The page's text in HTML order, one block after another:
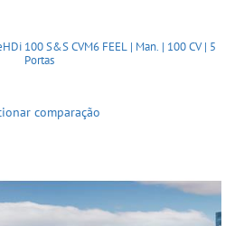
100 S&S CVM6 FEEL | Man. | 100 CV | 5
Portas
comparação